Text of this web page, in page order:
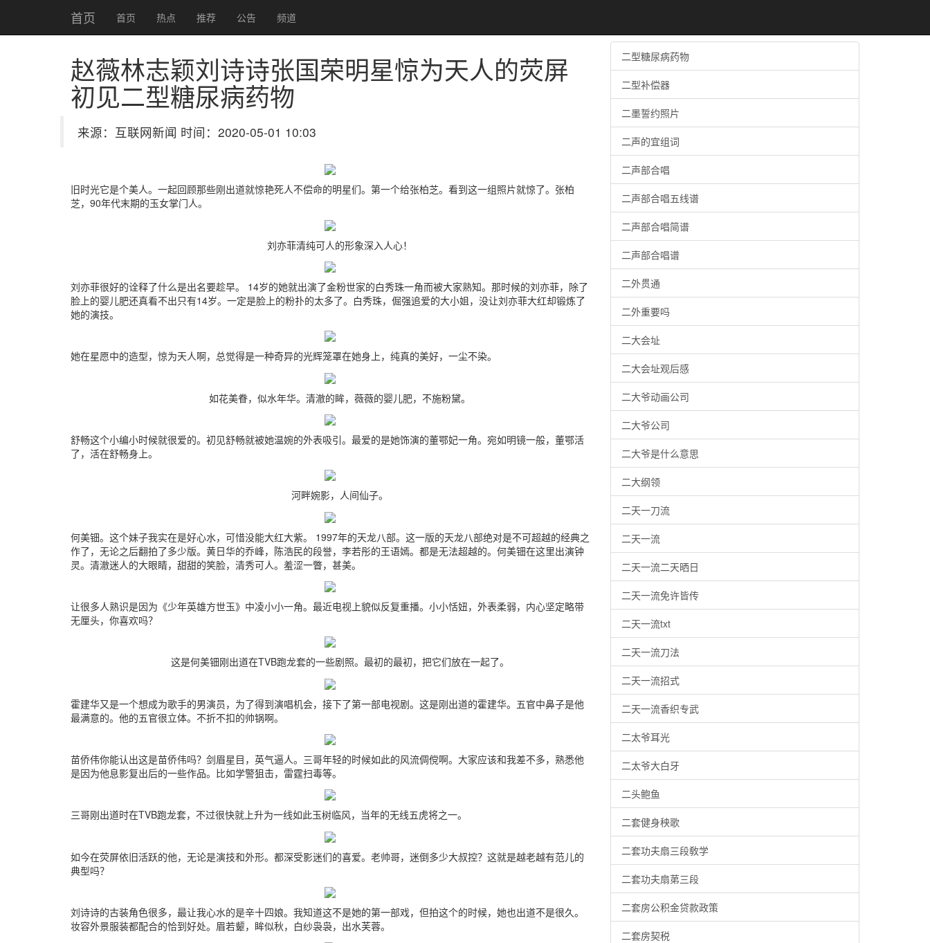
首页 首页 热点 推荐 公告 频道
赵薇林志颖刘诗诗张国荣明星惊为天人的荧屏
初见二型糖尿病药物
来源：互联网新闻 时间：2020-05-01 10:03
旧时光它是个美人。一起回顾那些刚出道就惊艳死人不偿命的明星们。第一个给张柏芝。看到这一组照片就惊了。张柏
芝，90年代末期的玉女掌门人。
刘亦菲清纯可人的形象深入人心！
刘亦菲很好的诠释了什么是出名要趁早。 14岁的她就出演了金粉世家的白秀珠一角而被大家熟知。那时候的刘亦菲，除了
脸上的婴儿肥还真看不出只有14岁。一定是脸上的粉扑的太多了。白秀珠，倔强追爱的大小姐，没让刘亦菲大红却锻炼了
她的演技。
她在星愿中的造型，惊为天人啊，总觉得是一种奇异的光辉笼罩在她身上，纯真的美好，一尘不染。
如花美眷，似水年华。清澈的眸，薇薇的婴儿肥，不施粉黛。
舒畅这个小编小时候就很爱的。初见舒畅就被她温婉的外表吸引。最爱的是她饰演的董鄂妃一角。宛如明镜一般，董鄂活
了，活在舒畅身上。
河畔婉影，人间仙子。
何美钿。这个妹子我实在是好心水，可惜没能大红大紫。 1997年的天龙八部。这一版的天龙八部绝对是不可超越的经典之
作了，无论之后翻拍了多少版。黄日华的乔峰，陈浩民的段誉，李若彤的王语嫣。都是无法超越的。何美钿在这里出演钟
灵。清澈迷人的大眼睛，甜甜的笑脸，清秀可人。羞涩一瞥，甚美。
让很多人熟识是因为《少年英雄方世玉》中凌小小一角。最近电视上貌似反复重播。小小恬妞，外表柔弱，内心坚定略带
无厘头，你喜欢吗？
这是何美钿刚出道在TVB跑龙套的一些剧照。最初的最初，把它们放在一起了。
霍建华又是一个想成为歌手的男演员，为了得到演唱机会，接下了第一部电视剧。这是刚出道的霍建华。五官中鼻子是他
最满意的。他的五官很立体。不折不扣的帅锅啊。
苗侨伟你能认出这是苗侨伟吗？剑眉星目，英气逼人。三哥年轻的时候如此的风流倜傥啊。大家应该和我差不多，熟悉他
是因为他息影复出后的一些作品。比如学警狙击，雷霆扫毒等。
三哥刚出道时在TVB跑龙套，不过很快就上升为一线如此玉树临风，当年的无线五虎将之一。
如今在荧屏依旧活跃的他，无论是演技和外形。都深受影迷们的喜爱。老帅哥，迷倒多少大叔控？这就是越老越有范儿的
典型吗？
刘诗诗的古装角色很多，最让我心水的是辛十四娘。我知道这不是她的第一部戏，但拍这个的时候，她也出道不是很久。
妆容外景服装都配合的恰到好处。眉若颦，眸似秋，白纱袅袅，出水芙蓉。
二型糖尿病药物
二型补偿器
二墨誓约照片
二声的宜组词
二声部合唱
二声部合唱五线谱
二声部合唱简谱
二声部合唱谱
二外贯通
二外重要吗
二大会址
二大会址观后感
二大爷动画公司
二大爷公司
二大爷是什么意思
二大纲领
二天一刀流
二天一流
二天一流二天晒日
二天一流免许皆传
二天一流txt
二天一流刀法
二天一流招式
二天一流香织专武
二太爷耳光
二太爷大白牙
二头鲍鱼
二套健身秧歌
二套功夫扇三段敎学
二套功夫扇苐三段
二套房公积金贷款政策
二套房契税